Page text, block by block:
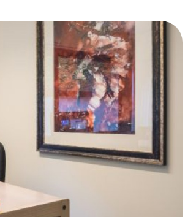
Uw dossier inzien
Reisvaccinatie
Uitslag van een onderzoek
Bloedprikken
Slim de zomer door